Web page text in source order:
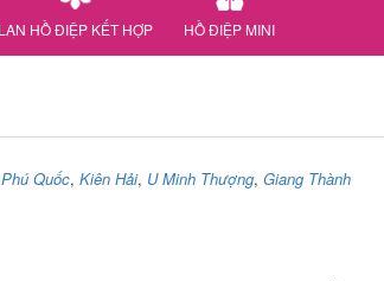
LAN HỒ ĐIỆP KẾT HỢP HỒ ĐIỆP MINI
Phú Quốc, Kiên Hải, U Minh Thượng, Giang Thành